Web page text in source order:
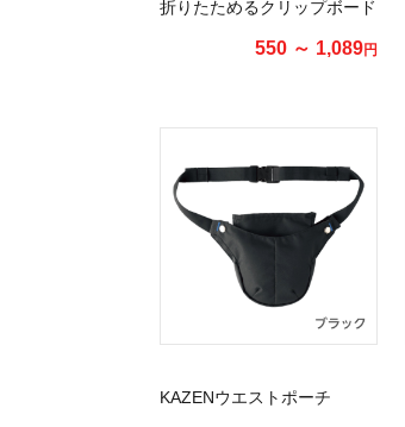
折りたためるクリップボード
550 ～ 1,089円
KAZENウエストポーチ